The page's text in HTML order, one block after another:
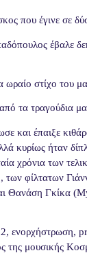
που έγινε
έβαλε
ωραίο στίχο του
τα τραγούδια
και έπαιξε
κυρίως ήταν
χρόνια των
των φίλτατων
Γκίκα
ενορχήστρωση,
της μουσικής